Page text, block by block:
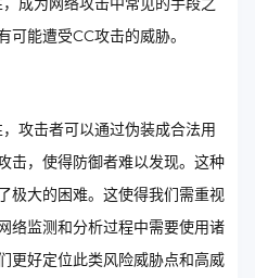
能遭受CC攻击的威胁。
攻击者可以通过伪装成合法用
击，使得防御者难以发现。这种
极大的困难。这使得我们需重视
络监测和分析过程中需要使用诸
更好定位此类风险威胁点和高威